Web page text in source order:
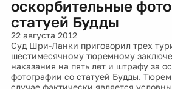
оскорбительные
статуей Будды
22 августа 2012
Суд Шри-Ланки приговорил трех
шестимесячному тюремному
наказания на пять лет и штрафу за
фотографии со статуей Будды.